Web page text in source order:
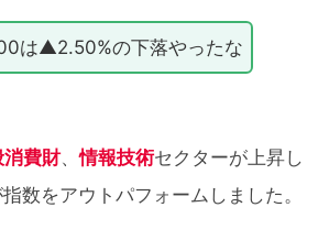
は▲2.50%の下落やったな
消費財、情報技術セクターが上昇し
数をアウトパフォームしました。